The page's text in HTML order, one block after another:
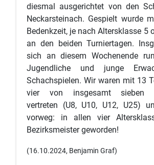
diesmal ausgerichtet von den
Neckarsteinach. Gespielt wurde
Bedenkzeit, je nach Altersklasse 5
an den beiden Turniertagen.
sich an diesem Wochenende
Jugendliche und junge
Schachspielen. Wir waren mit 13
vier von insgesamt sieben
vertreten (U8, U10, U12, U25)
vorweg: in allen vier
Bezirksmeister geworden!
(16.10.2024, Benjamin Graf)